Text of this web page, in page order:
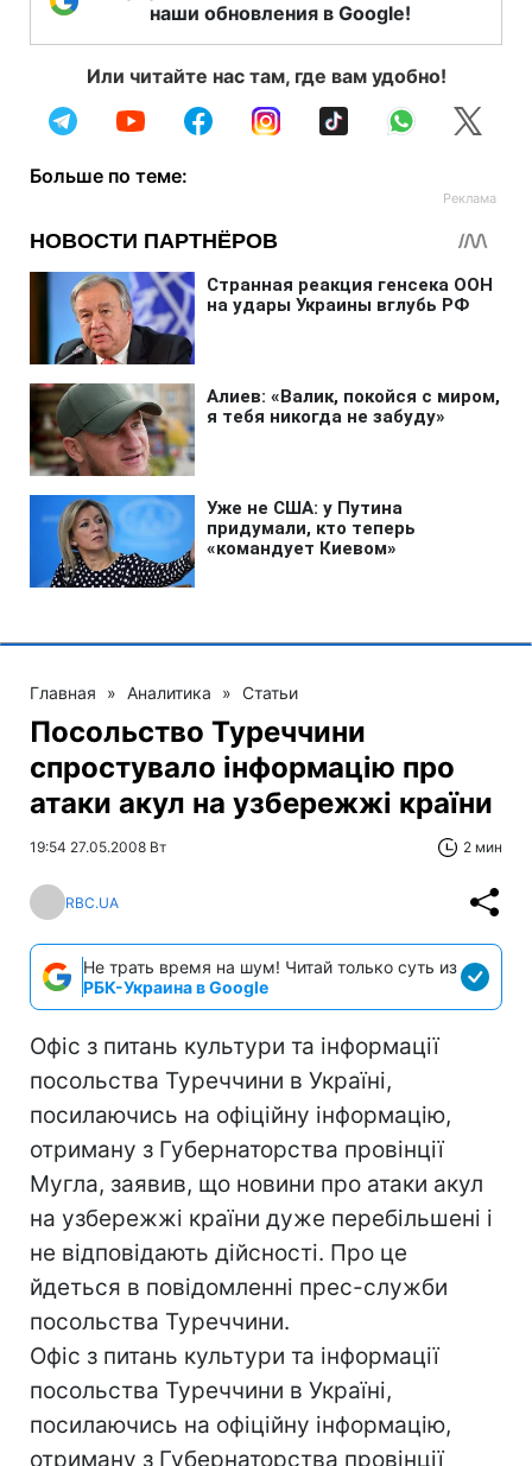
наши обновления в Google!
Или читайте нас там, где вам удобно!
Больше по теме:
Главная » Аналитика » Статьи
Посольство Туреччини
спростувало інформацію про
атаки акул на узбережжі країни
19:54 27.05.2008 Вт 2 мин
RBC.UA
Не трать время на шум! Читай только суть из
РБК-Украина в Google
Офіс з питань культури та інформації
посольства Туреччини в Україні,
посилаючись на офіційну інформацію,
отриману з Губернаторства провінції
Мугла, заявив, що новини про атаки акул
на узбережжі країни дуже перебільшені і
не відповідають дійсності. Про це
йдеться в повідомленні прес-служби
посольства Туреччини.
Офіс з питань культури та інформації
посольства Туреччини в Україні,
посилаючись на офіційну інформацію,
отриману з Губернаторства провінції